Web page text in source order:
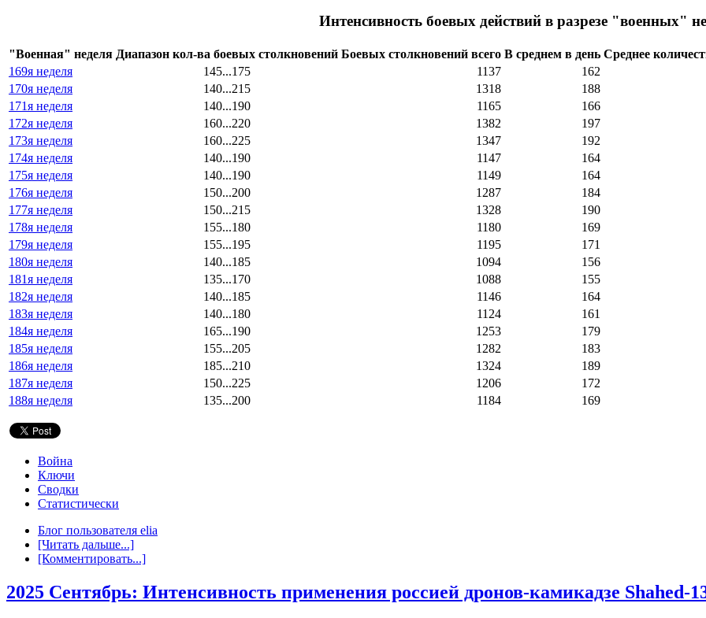
Интенсивность боевых действий в разрезе "военных"
"Военная" неделя Диапазон кол-ва боевых столкновений Боевых столкновений всего В среднем в день Среднее
169я неделя
145...175 1137 162
170я неделя
140...215 1318 188
171я неделя
140...190 1165 166
172я неделя
160...220 1382 197
173я неделя
160...225 1347 192
174я неделя
140...190 1147 164
175я неделя
140...190 1149 164
176я неделя
150...200 1287 184
177я неделя
150...215 1328 190
178я неделя
155...180 1180 169
179я неделя
155...195 1195 171
180я неделя
140...185 1094 156
181я неделя
135...170 1088 155
182я неделя
140...185 1146 164
183я неделя
140...180 1124 161
184я неделя
165...190 1253 179
185я неделя
155...205 1282 183
186я неделя
185...210 1324 189
187я неделя
150...225 1206 172
188я неделя
135...200 1184 169
Война
Ключи
Сводки
Статистически
Блог пользователя elia
[Читать дальше...]
[Комментировать...]
2025 Сентябрь: Интенсивность применения россией дронов-камикадзе Shahed-